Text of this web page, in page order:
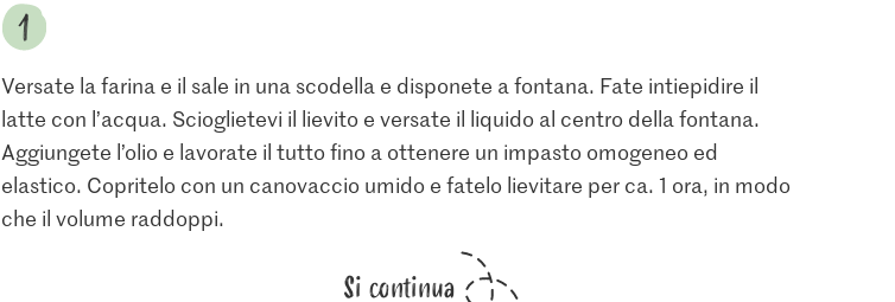
Versate la farina e il sale in una scodella e disponete a fontana. Fate intiepidire il
latte con l’acqua. Scioglietevi il lievito e versate il liquido al centro della fontana.
Aggiungete l’olio e lavorate il tutto fino a ottenere un impasto omogeneo ed
elastico. Copritelo con un canovaccio umido e fatelo lievitare per ca. 1 ora, in modo
che il volume raddoppi.
Si continua